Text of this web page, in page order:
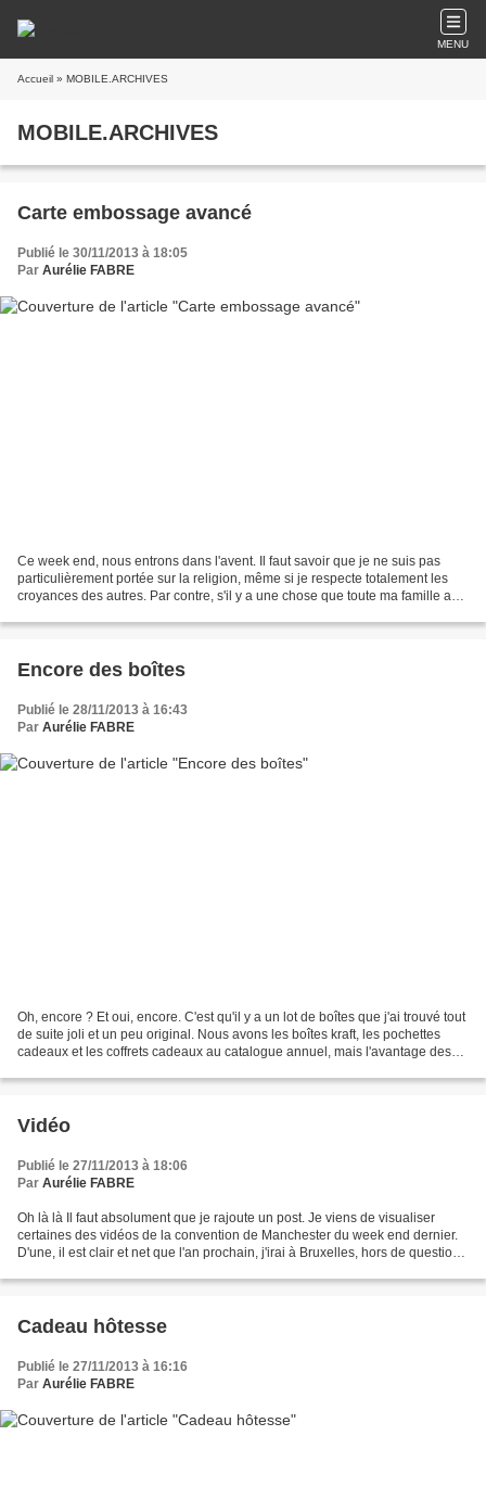
MENU
Accueil » MOBILE.ARCHIVES
MOBILE.ARCHIVES
Carte embossage avancé
Publié le 30/11/2013 à 18:05
Par Aurélie FABRE
Ce week end, nous entrons dans l'avent. Il faut savoir que je ne suis pas
particulièrement portée sur la religion, même si je respecte totalement les
croyances des autres. Par contre, s'il y a une chose que toute ma famille a
Encore des boîtes
Publié le 28/11/2013 à 16:43
Par Aurélie FABRE
Oh, encore ? Et oui, encore. C'est qu'il y a un lot de boîtes que j'ai trouvé tout
de suite joli et un peu original. Nous avons les boîtes kraft, les pochettes
cadeaux et les coffrets cadeaux au catalogue annuel, mais l'avantage des
Vidéo
Publié le 27/11/2013 à 18:06
Par Aurélie FABRE
Oh là là Il faut absolument que je rajoute un post. Je viens de visualiser
certaines des vidéos de la convention de Manchester du week end dernier.
D'une, il est clair et net que l'an prochain, j'irai à Bruxelles, hors de question
Cadeau hôtesse
Publié le 27/11/2013 à 16:16
Par Aurélie FABRE